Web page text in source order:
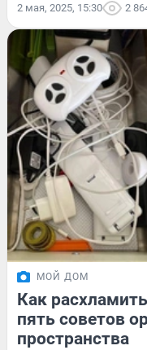
2 мая, 2025, 15:30 2
МОЙ ДОМ
Как
пять советов
пространства